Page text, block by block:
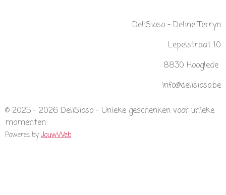
s
DeliSioso - Deline Terryn
Lepelstraat 10
8830 Hooglede
info@delisioso.be
© 2025 - 2026 DeliSioso - Unieke geschenken voor unieke
momenten
Powered by JouwWeb